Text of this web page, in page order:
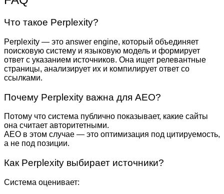
Что такое Perplexity?
Perplexity — это answer engine, который объединяет
поисковую систему и языковую модель и формирует
ответ с указанием источников. Она ищет релевантные
страницы, анализирует их и компилирует ответ со
ссылками.
Почему Perplexity важна для AEO?
Потому что система публично показывает, какие сайты
она считает авторитетными.
AEO в этом случае — это оптимизация под цитируемость,
а не под позиции.
Как Perplexity выбирает источники?
Система оценивает: